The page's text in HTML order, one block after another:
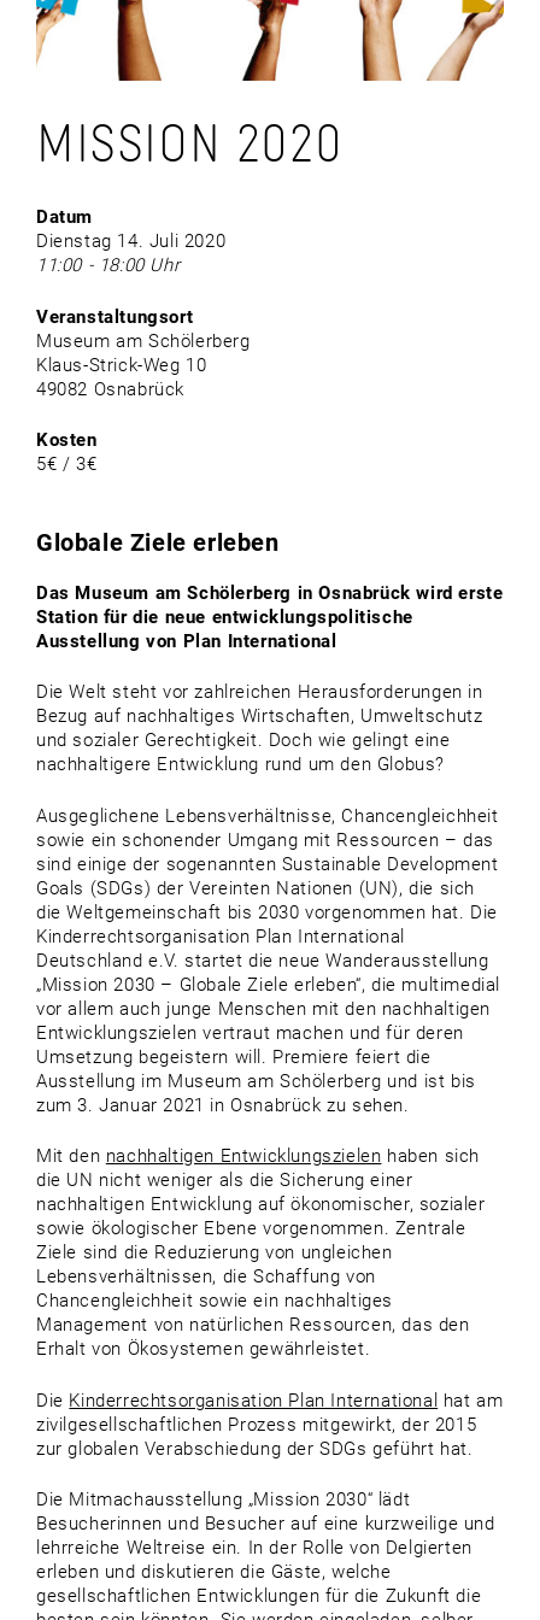
MISSION 2020
Datum
Dienstag 14. Juli 2020
11:00 - 18:00 Uhr
Veranstaltungsort
Museum am Schölerberg
Klaus-Strick-Weg 10
49082 Osnabrück
Kosten
5€ / 3€
Globale Ziele erleben
Das Museum am Schölerberg in Osnabrück wird erste
Station für die neue entwicklungspolitische
Ausstellung von Plan International
Die Welt steht vor zahlreichen Herausforderungen in
Bezug auf nachhaltiges Wirtschaften, Umweltschutz
und sozialer Gerechtigkeit. Doch wie gelingt eine
nachhaltigere Entwicklung rund um den Globus?
Ausgeglichene Lebensverhältnisse, Chancengleichheit
sowie ein schonender Umgang mit Ressourcen – das
sind einige der sogenannten Sustainable Development
Goals (SDGs) der Vereinten Nationen (UN), die sich
die Weltgemeinschaft bis 2030 vorgenommen hat. Die
Kinderrechtsorganisation Plan International
Deutschland e.V. startet die neue Wanderausstellung
„Mission 2030 – Globale Ziele erleben“, die multimedial
vor allem auch junge Menschen mit den nachhaltigen
Entwicklungszielen vertraut machen und für deren
Umsetzung begeistern will. Premiere feiert die
Ausstellung im Museum am Schölerberg und ist bis
zum 3. Januar 2021 in Osnabrück zu sehen.
Mit den nachhaltigen Entwicklungszielen haben sich
die UN nicht weniger als die Sicherung einer
nachhaltigen Entwicklung auf ökonomischer, sozialer
sowie ökologischer Ebene vorgenommen. Zentrale
Ziele sind die Reduzierung von ungleichen
Lebensverhältnissen, die Schaffung von
Chancengleichheit sowie ein nachhaltiges
Management von natürlichen Ressourcen, das den
Erhalt von Ökosystemen gewährleistet.
Die Kinderrechtsorganisation Plan International
hat am
zivilgesellschaftlichen Prozess mitgewirkt, der 2015
zur globalen Verabschiedung der SDGs geführt hat.
Die Mitmachausstellung „Mission 2030“ lädt
Besucherinnen und Besucher auf eine kurzweilige und
lehrreiche Weltreise ein. In der Rolle von Delgierten
erleben und diskutieren die Gäste, welche
gesellschaftlichen Entwicklungen für die Zukunft die